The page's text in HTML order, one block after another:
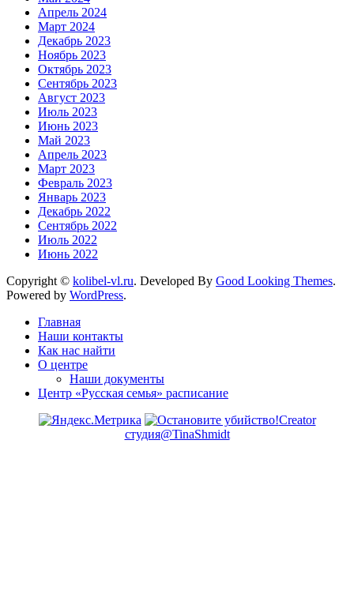
Апрель 2024
Март 2024
Декабрь 2023
Ноябрь 2023
Октябрь 2023
Сентябрь 2023
Август 2023
Июль 2023
Июнь 2023
Май 2023
Апрель 2023
Март 2023
Февраль 2023
Январь 2023
Декабрь 2022
Сентябрь 2022
Июль 2022
Июнь 2022
Copyright © kolibel-vl.ru. Developed By Good Looking Themes.
Powered by WordPress.
Главная
Наши контакты
Как нас найти
О центре
Наши документы
Центр «Русская семья» расписание
Creator
студия@TinaShmidt